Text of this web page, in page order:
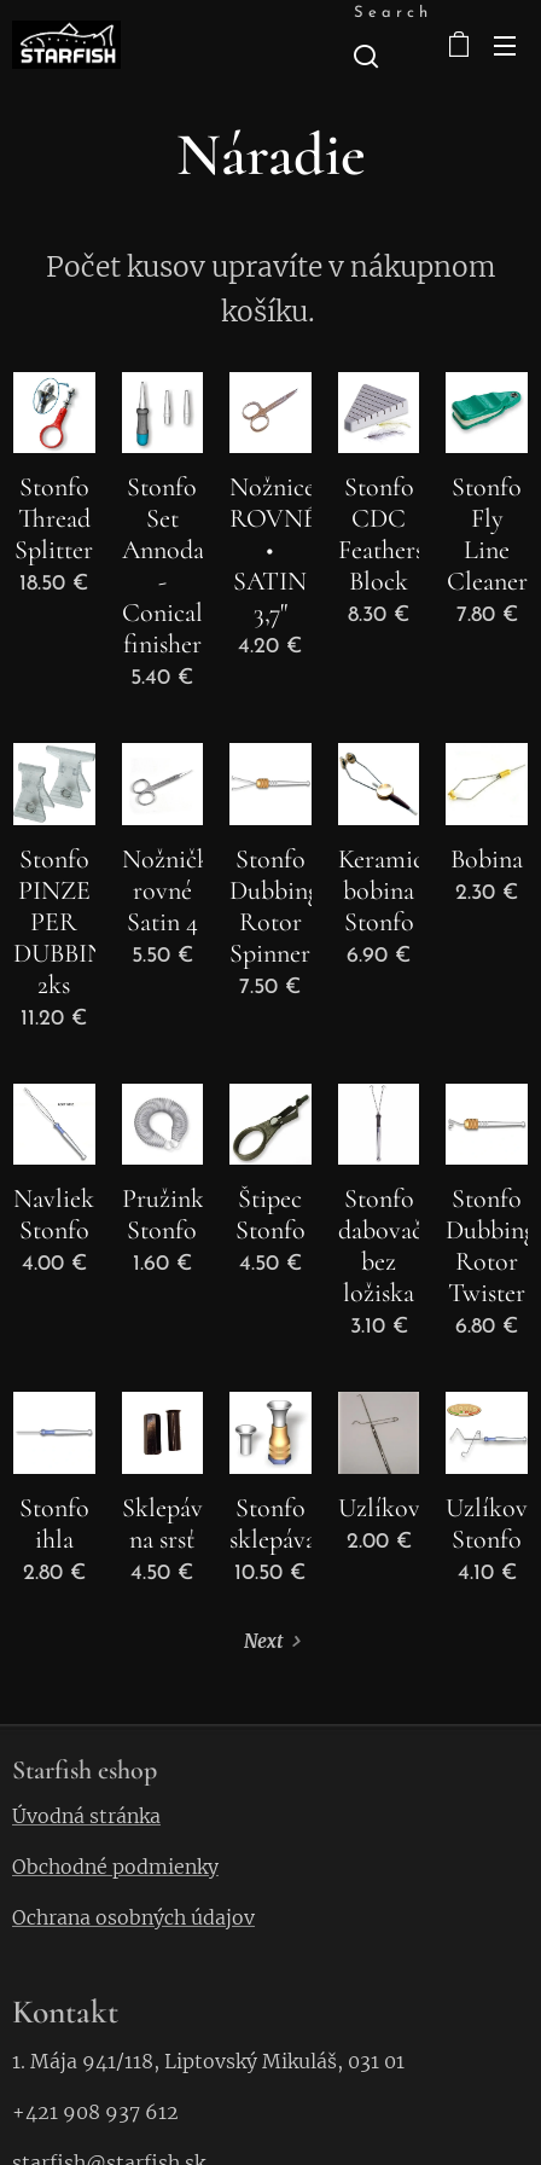
Search
Náradie
Počet kusov upravíte v nákupnom
košíku.
Stonfo
Thread
Splitter
18.50 €
Stonfo
Set
AnnodatoreConico
-
Conical
finisher
5.40 €
Nožnice
ROVNÉ
•
SATIN
3,7"
4.20 €
Stonfo
CDC
Feathers
Block
8.30 €
Stonfo
Fly
Line
Cleaner
7.80€
Stonfo
PINZE
PER
DUBBING
2ks
11.20 €
Nožničky
rovné
Satin 4
5.50€
Stonfo
Dubbing
Rotor
Spinner
7.50 €
Keramická
bobina
Stonfo
6.90 €
Bobina
2.30 €
Navliekač
Stonfo
4.00€
Pružinka
Stonfo
1.60€
Štipec
Stonfo
4.50€
Stonfo
dabovač
bez
ložiska
3.10€
Stonfo
Dubbing
Rotor
Twister
6.80 €
Stonfo
ihla
2.80€
Sklepávač
na srsť
4.50 €
Stonfo
sklepávač
10.50 €
Uzlíkovač
2.00€
Stonfo
4.10€
Next
Starfish eshop
Úvodná stránka
Obchodné podmienky
Ochrana osobných údajov
Kontakt
1. Mája 941/118, Liptovský Mikuláš, 031 01
+421 908 937 612